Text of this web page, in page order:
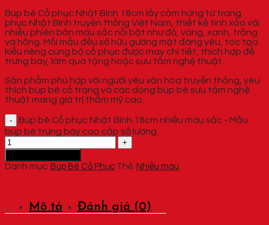
Búp bê Cổ phục Nhật Bình 18cm lấy cảm hứng từ trang
phục Nhật Bình truyền thống Việt Nam, thiết kế tinh xảo với
nhiều phiên bản màu sắc nổi bật như đỏ, vàng, xanh, trắng
và hồng. Mỗi mẫu đều sở hữu gương mặt đáng yêu, tóc tạo
kiểu riêng cùng bộ cổ phục được may chi tiết, thích hợp để
trưng bày, làm quà tặng hoặc sưu tầm nghệ thuật.
Sản phẩm phù hợp với người yêu văn hóa truyền thống, yêu
thích búp bê cổ trang và các dòng búp bê sưu tầm nghệ
thuật mang giá trị thẩm mỹ cao.
Búp bê Cổ phục Nhật Bình 18cm nhiều màu sắc - Mẫu
búp bê trưng bày cao cấp số lượng
Danh mục: Búp Bê Cổ Phục Thẻ: Nhiều màu
Mô tả Đánh giá (0)